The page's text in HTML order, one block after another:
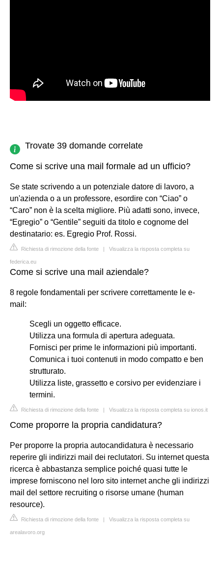
Trovate 39 domande correlate
Come si scrive una mail formale ad un ufficio?
Se state scrivendo a un potenziale datore di lavoro, a
un'azienda o a un professore, esordire con “Ciao” o
“Caro” non è la scelta migliore. Più adatti sono, invece,
“Egregio” o “Gentile” seguiti da titolo e cognome del
destinatario: es. Egregio Prof. Rossi.
Richiesta di rimozione della fonte | Visualizza la risposta completa su
federica.eu
Come si scrive una mail aziendale?
8 regole fondamentali per scrivere correttamente le e-
mail:
Scegli un oggetto efficace.
Utilizza una formula di apertura adeguata.
Fornisci per prime le informazioni più importanti.
Comunica i tuoi contenuti in modo compatto e ben
strutturato.
Utilizza liste, grassetto e corsivo per evidenziare i
termini.
Richiesta di rimozione della fonte | Visualizza la risposta completa su ionos.it
Come proporre la propria candidatura?
Per proporre la propria autocandidatura è necessario
reperire gli indirizzi mail dei reclutatori. Su internet questa
ricerca è abbastanza semplice poiché quasi tutte le
imprese forniscono nel loro sito internet anche gli indirizzi
mail del settore recruiting o risorse umane (human
resource).
Richiesta di rimozione della fonte | Visualizza la risposta completa su
arealavoro.org